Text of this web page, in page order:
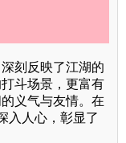
刻反映了江湖的
斗场景，更富有
义气与友情。在
入人心，彰显了